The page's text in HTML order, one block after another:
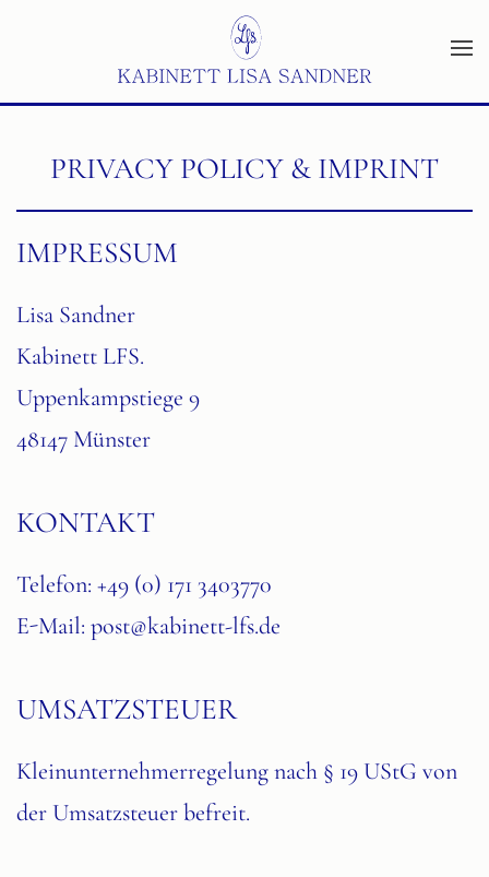
Zum Hauptinhalt springen
PRIVACY POLICY & IMPRINT
IMPRESSUM
Lisa Sandner
Kabinett LFS.
Uppenkampstiege 9
48147 Münster
KONTAKT
Telefon: +49 (0) 171 3403770
E-Mail: post@kabinett-lfs.de
UMSATZSTEUER
Kleinunternehmerregelung nach § 19 UStG von
der Umsatzsteuer befreit.